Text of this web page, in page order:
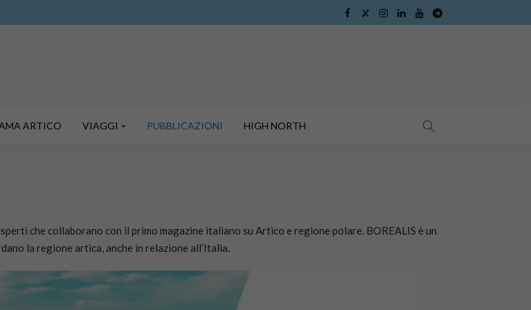
ARTICO VIAGGI PUBBLICAZIONI HIGH NORTH
che collaborano con il primo magazine italiano su Artico e regione polare. BOREALIS è un
la regione artica, anche in relazione all’Italia.